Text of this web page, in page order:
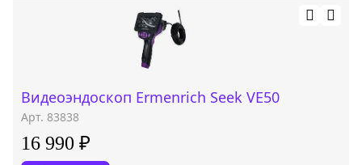
Видеоэндоскоп Ermenrich Seek VE50
Арт. 83838
16 990 ₽